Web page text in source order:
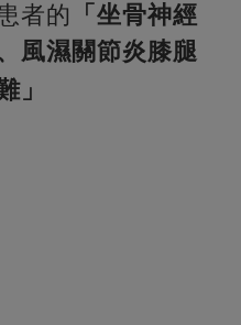
者的
「坐骨神經
風濕關節炎膝腿
」